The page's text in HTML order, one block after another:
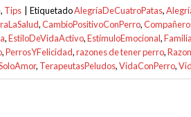
, Tips EtiquetadoAlegríaDeCuatroPatas,
,CambioPositivoConPerro,
,EstiloDeVidaActivo,EstímuloEmocional,
,PerrosYFelicidad,razones de tener perro,
, TerapeutasPeludos,VidaConPerro,